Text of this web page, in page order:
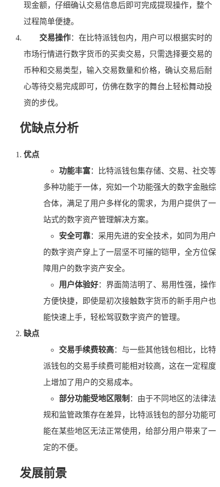
现金额，仔细确认交易信息后即可完成提现操作，整个
过程简单便捷。
交易操作：在比特派钱包内，用户可以根据实时的
市场行情进行数字货币的买卖交易，只需选择要交易的
币种和交易类型，输入交易数量和价格，确认交易后耐
心等待交易完成即可，仿佛在数字的舞台上轻松舞动投
资的步伐。
优缺点分析
优点
功能丰富：比特派钱包集存储、交易、社交等
多种功能于一体，宛如一个功能强大的数字金融综
合体，满足了用户多样化的需求，为用户提供了一
站式的数字资产管理解决方案。
安全可靠：采用先进的安全技术，如同为用户
的数字资产穿上了一层坚不可摧的铠甲，全方位保
障用户的数字资产安全。
用户体验好：界面简洁明了、易用性强，操作
方便快捷，即使是初次接触数字货币的新手用户也
能快速上手，轻松驾驭数字资产的管理。
缺点
交易手续费较高：与一些其他钱包相比，比特
派钱包的交易手续费可能相对较高，这在一定程度
上增加了用户的交易成本。
部分功能受地区限制 ：由于不同地区的法律法
规和监管政策存在差异，比特派钱包的部分功能可
能在某些地区无法正常使用，给部分用户带来了一
定的不便。
发展前景